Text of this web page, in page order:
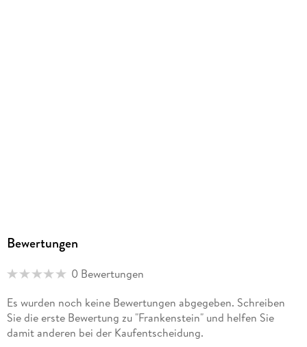
Bewertungen
0 Bewertungen
Es wurden noch keine Bewertungen abgegeben. Schreiben
Sie die erste Bewertung zu "Frankenstein" und helfen Sie
damit anderen bei der Kaufentscheidung.